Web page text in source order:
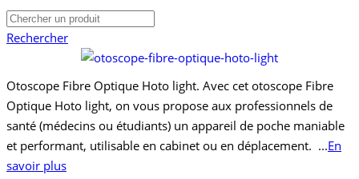
Rechercher
Otoscope Fibre Optique Hoto light. Avec cet otoscope Fibre
Optique Hoto light, on vous propose aux professionnels de
santé (médecins ou étudiants) un appareil de poche maniable
et performant, utilisable en cabinet ou en déplacement. ...En
savoir plus